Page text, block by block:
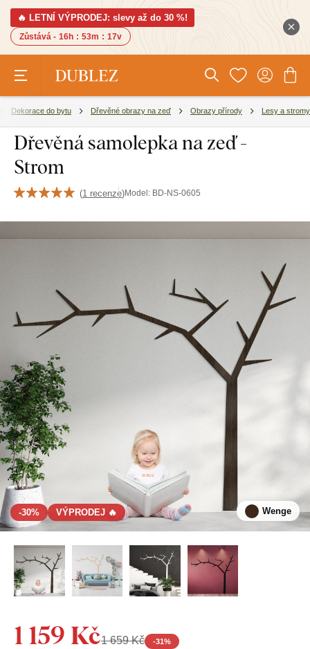
🔥 LETNÍ VÝPRODEJ: slevy až do 30 %!
Zůstává - 16h : 53m : 16v
Dekorace do bytu Dřevěné obrazy na zeď Obrazy přírody Lesy a stromy
Dřevěná samolepka na zeď -
Strom
(1 recenze)Model: BD-NS-0605
-30% VÝPRODEJ 🔥 Wenge
1 159 Kč1 659 Kč -31%